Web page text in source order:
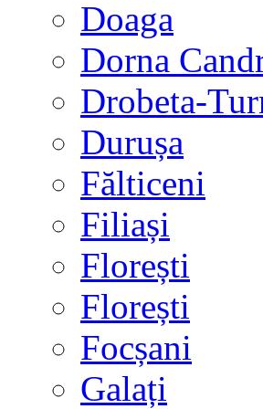
Doaga
Dorna
Drobeta-
Durușa
Fălticeni
Filiași
Florești
Florești
Focșani
Galați